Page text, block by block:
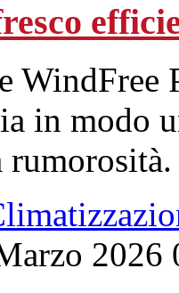
WindFree
in modo
rumorosità.
2026